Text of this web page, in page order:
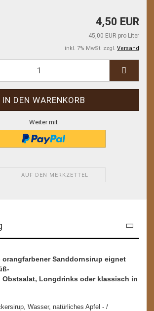
4,50 EUR
45,00 EUR pro Liter
inkl. 7% MwSt. zzgl. Versand
Weiter mit
AUF DEN MERKZETTEL
Sanddornsirup eignet
Obstsalat, Longdrinks oder klassisch in
Wasser, natürliches Apfel - /